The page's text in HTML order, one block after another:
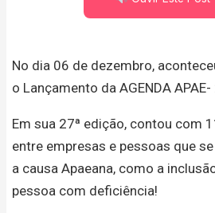
No dia 06 de dezembro,
o Lançamento da AGENDA
Em sua 27ª edição, contou com
entre empresas e pessoas que
a causa Apaeana, como a
pessoa com deficiência!